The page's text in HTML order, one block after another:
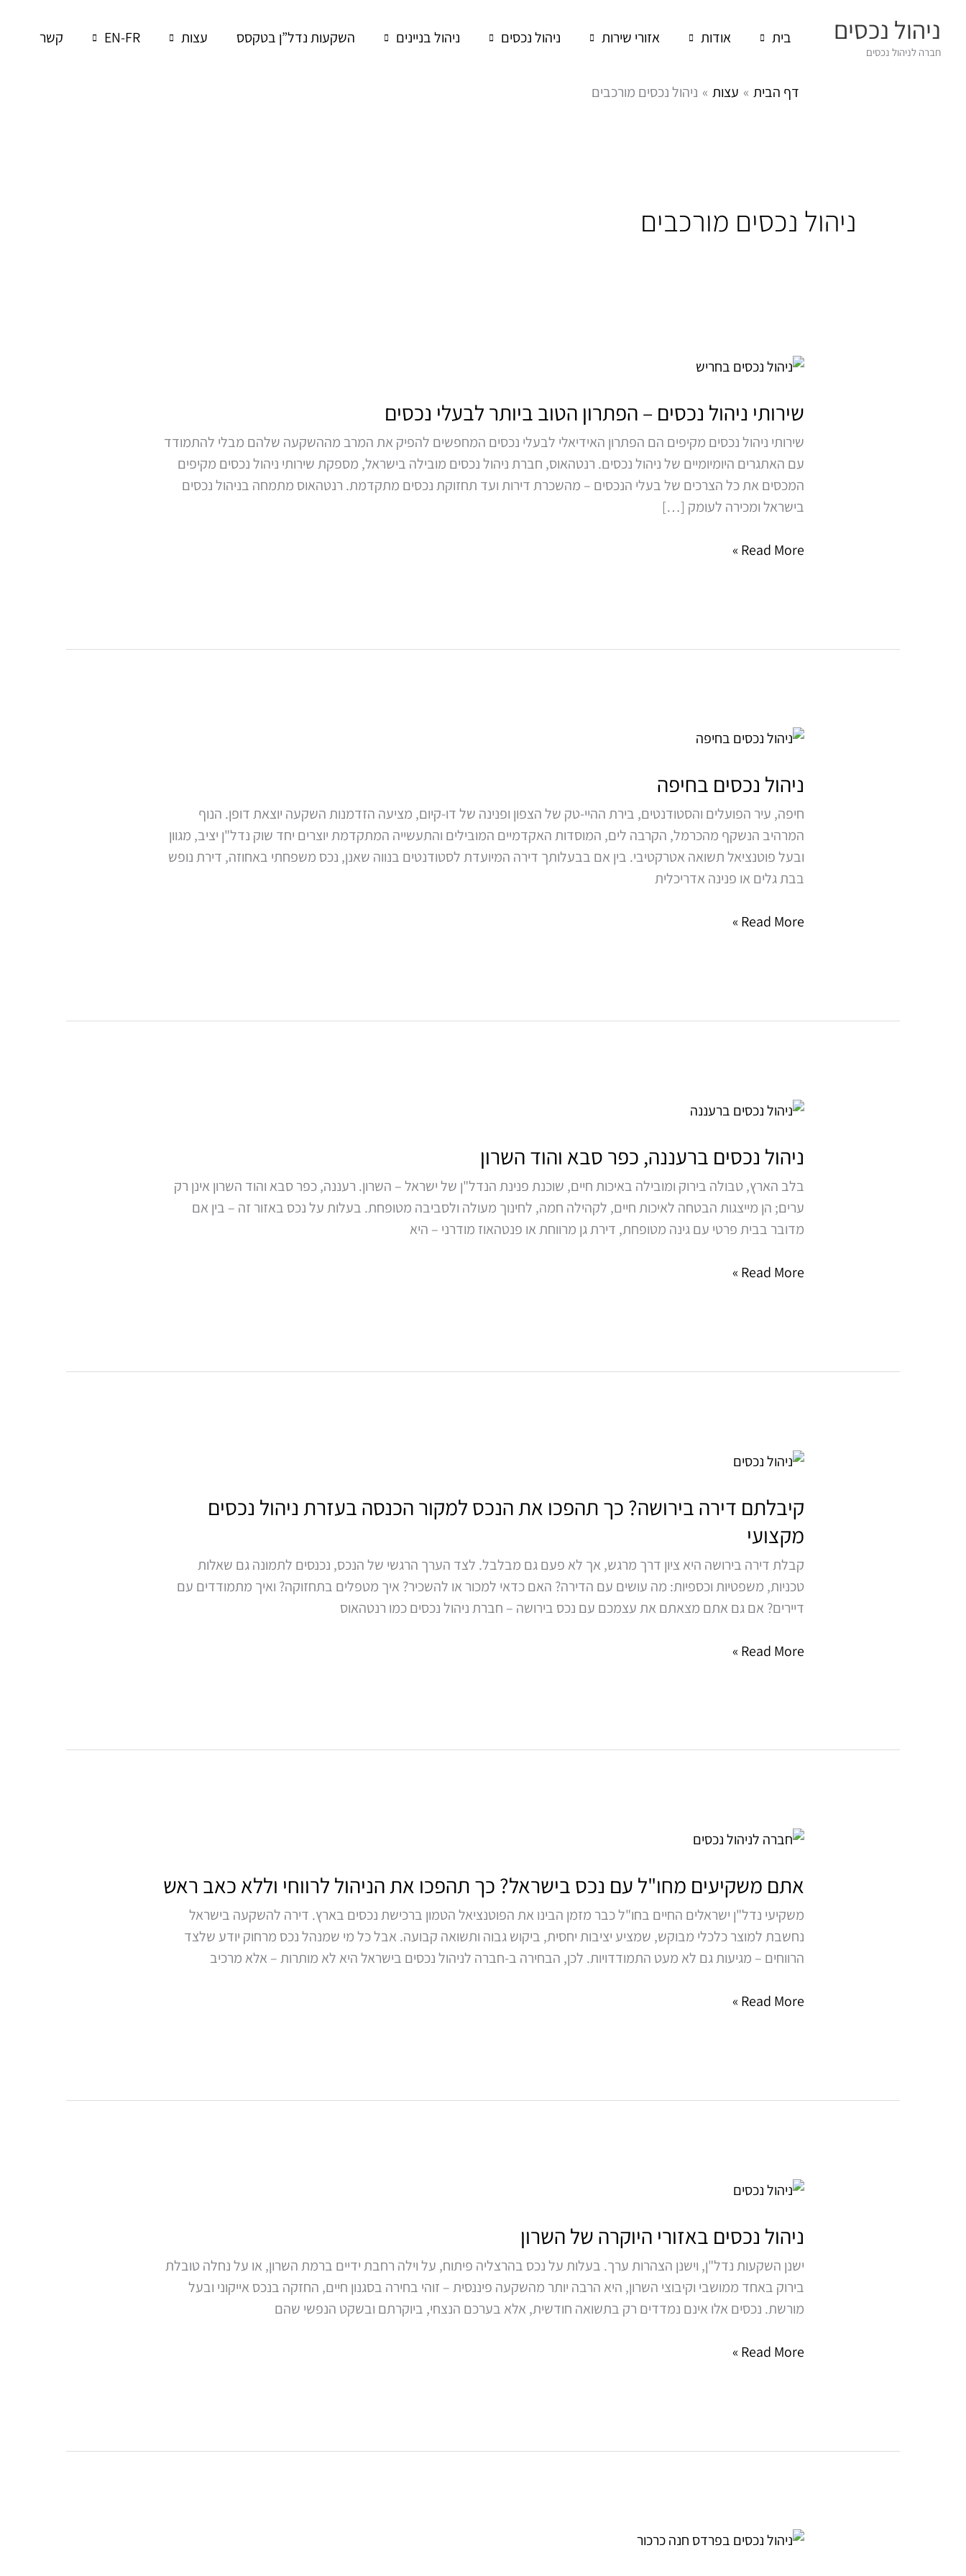
לתוכןניהול נכסים
חברה לניהול נכסים
בית אודות אזורי שירות ניהול נכסים ניהול בניינים השקעות נדל”ן בטקסס עצות EN-FR קשר
דף הבית עצות ניהול נכסים מורכבים
ניהול נכסים מורכבים
שירותי ניהול נכסים – הפתרון הטוב ביותר לבעלי נכסים
שירותי ניהול נכסים מקיפים הם הפתרון האידיאלי לבעלי נכסים המחפשים להפיק את המרב מההשקעה שלהם מבלי להתמודד
עם האתגרים היומיומיים של ניהול נכסים. רנטהאוס, חברת ניהול נכסים מובילה בישראל, מספקת שירותי ניהול נכסים מקיפים
המכסים את כל הצרכים של בעלי הנכסים – מהשכרת דירות ועד תחזוקת נכסים מתקדמת. רנטהאוס מתמחה בניהול נכסים
בישראל ומכירה לעומק […]
שירותי
נכסים
הפתרון
הטוב
ביותר
לבעלי
Read More »
ניהול נכסים בחיפה
חיפה, עיר הפועלים והסטודנטים, בירת ההיי-טק של הצפון ופנינה של דו-קיום, מציעה הזדמנות השקעה יוצאת דופן. הנוף
המרהיב הנשקף מהכרמל, הקרבה לים, המוסדות האקדמיים המובילים והתעשייה המתקדמת יוצרים יחד שוק נדל"ן יציב, מגוון
ובעל פוטנציאל תשואה אטרקטיבי. בין אם בבעלותך דירה המיועדת לסטודנטים בנווה שאנן, נכס משפחתי באחוזה, דירת נופש
בבת גלים או פנינה אדריכלית
ניהול
בחיפה
Read More »
ניהול נכסים ברעננה, כפר סבא והוד השרון
בלב הארץ, טבולה בירוק ומובילה באיכות חיים, שוכנת פנינת הנדל"ן של ישראל – השרון. רעננה, כפר סבא והוד השרון אינן רק
ערים; הן מייצגות הבטחה לאיכות חיים, לקהילה חמה, לחינוך מעולה ולסביבה מטופחת. בעלות על נכס באזור זה – בין אם
מדובר בבית פרטי עם גינה מטופחת, דירת גן מרווחת או פנטהאוז מודרני – היא
ניהול
ברעננה,
סבא
והוד
השרון
Read More »
קיבלתם דירה בירושה? כך תהפכו את הנכס למקור הכנסה בעזרת ניהול נכסים
מקצועי
קבלת דירה בירושה היא ציון דרך מרגש, אך לא פעם גם מבלבל. לצד הערך הרגשי של הנכס, נכנסים לתמונה גם שאלות
טכניות, משפטיות וכספיות: מה עושים עם הדירה? האם כדאי למכור או להשכיר? איך מטפלים בתחזוקה? ואיך מתמודדים עם
דיירים? אם גם אתם מצאתם את עצמכם עם נכס בירושה – חברת ניהול נכסים כמו רנטהאוס
קיבלתם
בירושה?
כך
תהפכו
את
הנכס
למקור
בעזרת
Read More »
אתם משקיעים מחו"ל עם נכס בישראל? כך תהפכו את הניהול לרווחי וללא כאב ראש
משקיעי נדל"ן ישראלים החיים בחו"ל כבר מזמן הבינו את הפוטנציאל הטמון ברכישת נכסים בארץ. דירה להשקעה בישראל
נחשבת למוצר כלכלי מבוקש, שמציע יציבות יחסית, ביקוש גבוה ותשואה קבועה. אבל כל מי שמנהל נכס מרחוק יודע שלצד
הרווחים – מגיעות גם לא מעט התמודדויות. לכן, הבחירה ב-חברה לניהול נכסים בישראל היא לא מותרות – אלא מרכיב
אתם
מחו"ל
נכס
בישראל?
כך
את
כאב
Read More »
ניהול נכסים באזורי היוקרה של השרון
ישנן השקעות נדל"ן, וישנן הצהרות ערך. בעלות על נכס בהרצליה פיתוח, על וילה רחבת ידיים ברמת השרון, או על נחלה טובלת
בירוק באחד ממושבי וקיבוצי השרון, היא הרבה יותר מהשקעה פיננסית – זוהי בחירה בסגנון חיים, החזקה בנכס אייקוני ובעל
מורשת. נכסים אלו אינם נמדדים רק בתשואה חודשית, אלא בערכם הנצחי, ביוקרתם ובשקט הנפשי שהם
ניהול
באזורי
של
השרון
Read More »
ניהול